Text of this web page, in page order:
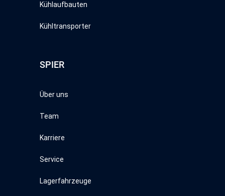
Kühlaufbauten
Kühltransporter
SPIER
Über uns
Team
Karriere
Service
Lagerfahrzeuge